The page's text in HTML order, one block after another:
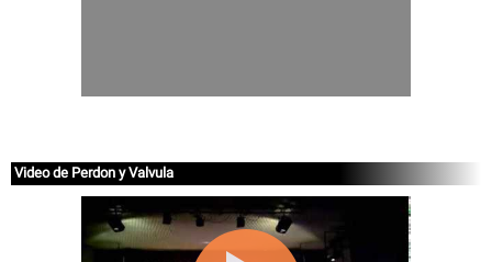
Video de Perdon y Valvula